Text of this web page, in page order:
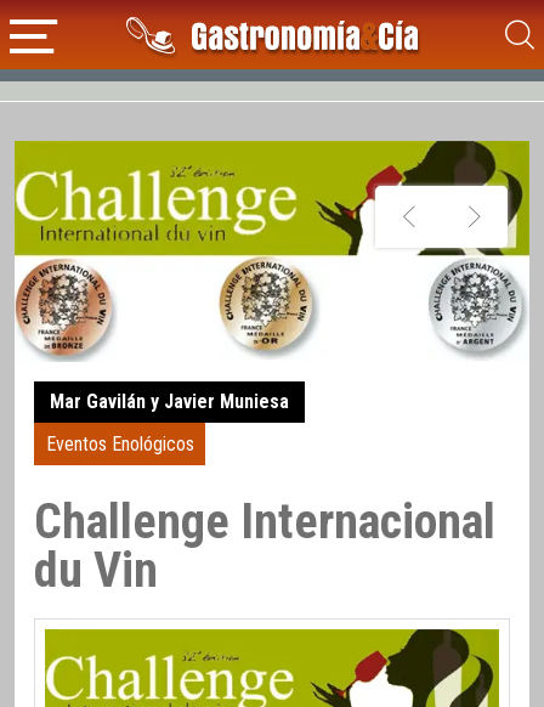
Mar Gavilán y Javier Muniesa
Eventos Enológicos
Challenge Internacional
du Vin